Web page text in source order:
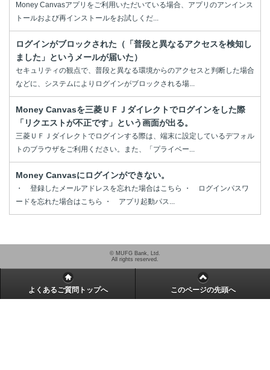
Money Canvasアプリをご利用いただいている場合、アプリのアンインス
トールおよび再インストールをお試しくだ...
ログインがブロックされた（「普段と異なるアクセスを検知し
ました」というメールが届いた）
セキュリティの観点で、普段と異なる環境からのアクセスと判断した場合
などに、システムによりログインがブロックされる場...
Money Canvasを三菱ＵＦＪダイレクトでログインをした際
「リクエストが不正です」という画面が出る。
三菱ＵＦＪダイレクトでログインする際は、端末に設定しているデフォル
トのブラウザをご利用ください。また、「プライベー...
Money Canvasにログインができない。
・ 登録したメールアドレスを忘れた場合はこちら ・ ログインパスワ
ードを忘れた場合はこちら ・ アプリ起動パス...
© MUFG Bank, Ltd.
All rights reserved.
よくあるご質問トップへ このページの先頭へ